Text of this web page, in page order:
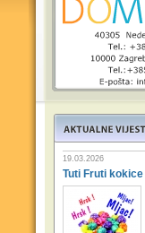
19.03.2026
Tuti Fruti kokice